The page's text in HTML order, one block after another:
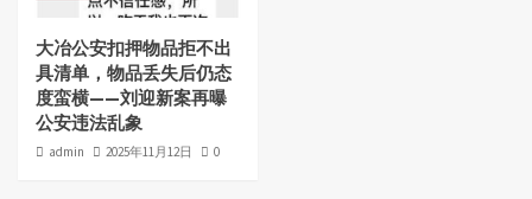
大冶公安扣押物品拒不出
具清单，物品丢失后仍态
度蛮横——刘迎新案再曝
公安违法乱象
admin 2025年11月12日 0